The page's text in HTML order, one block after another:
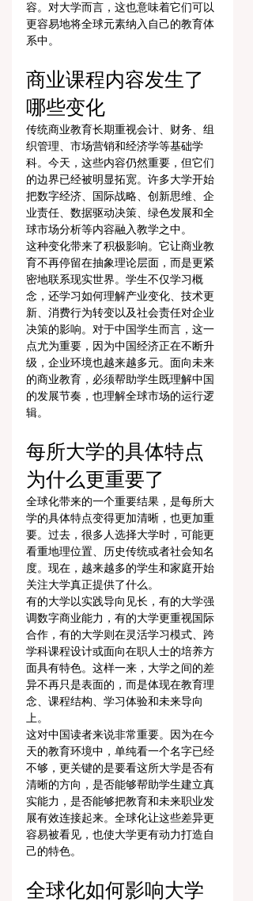
容。对大学而言，这也意味着它们可以
更容易地将全球元素纳入自己的教育体
系中。
商业课程内容发生了
哪些变化
传统商业教育长期重视会计、财务、组
织管理、市场营销和经济学等基础学
科。今天，这些内容仍然重要，但它们
的边界已经被明显拓宽。许多大学开始
把数字经济、国际战略、创新思维、企
业责任、数据驱动决策、绿色发展和全
球市场分析等内容融入教学之中。
这种变化带来了积极影响。它让商业教
育不再停留在抽象理论层面，而是更紧
密地联系现实世界。学生不仅学习概
念，还学习如何理解产业变化、技术更
新、消费行为转变以及社会责任对企业
决策的影响。对于中国学生而言，这一
点尤为重要，因为中国经济正在不断升
级，企业环境也越来越多元。面向未来
的商业教育，必须帮助学生既理解中国
的发展节奏，也理解全球市场的运行逻
辑。
每所大学的具体特点
为什么更重要了
全球化带来的一个重要结果，是每所大
学的具体特点变得更加清晰，也更加重
要。过去，很多人选择大学时，可能更
看重地理位置、历史传统或者社会知名
度。现在，越来越多的学生和家庭开始
关注大学真正提供了什么。
有的大学以实践导向见长，有的大学强
调数字商业能力，有的大学更重视国际
合作，有的大学则在灵活学习模式、跨
学科课程设计或面向在职人士的培养方
面具有特色。这样一来，大学之间的差
异不再只是表面的，而是体现在教育理
念、课程结构、学习体验和未来导向
上。
这对中国读者来说非常重要。因为在今
天的教育环境中，单纯看一个名字已经
不够，更关键的是要看这所大学是否有
清晰的方向，是否能够帮助学生建立真
实能力，是否能够把教育和未来职业发
展有效连接起来。全球化让这些差异更
容易被看见，也使大学更有动力打造自
己的特色。
全球化如何影响大学